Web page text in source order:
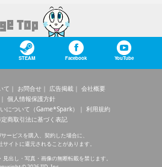
STEAM Facebook YouTube
て お問合せ 広告掲載
会社概要
個人情報保護方針
について（Game*Spark）
利用規約
商取引法に基づく表記
ービスを購入、契約した場合に、
イトに還元されることがあります。
出し・写真・画像の無断転載を禁じます。